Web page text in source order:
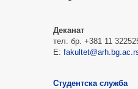
Деканат
тел. бр. +381 11
Е:
Студентска служба